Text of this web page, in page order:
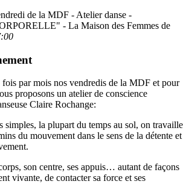
de la MDF - Atelier danse -
- La Maison des Femmes de
fois par mois nos vendredis de la MDF et pour
proposons un atelier de conscience
Claire Rochange:
simples, la plupart du temps au sol, on travaille
du mouvement dans le sens de la détente et
son centre, ses appuis… autant de façons
vivante, de contacter sa force et ses